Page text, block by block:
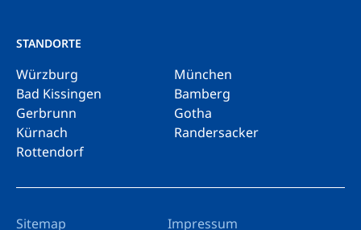
STANDORTE
Würzburg
München
Bad Kissingen
Bamberg
Gerbrunn
Gotha
Kürnach
Randersacker
Rottendorf
Sitemap Impressum